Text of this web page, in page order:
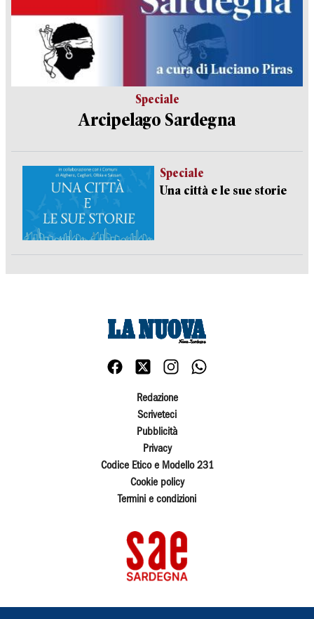
Speciale
Arcipelago Sardegna
Speciale
Una città e le sue storie
Redazione
Scriveteci
Pubblicità
Privacy
Codice Etico e Modello 231
Cookie policy
Termini e condizioni